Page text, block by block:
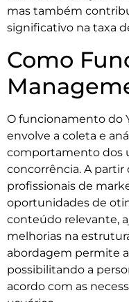
mas também
significativo na taxa
Como
O funcionamento do
envolve a coleta e
comportamento dos
concorrência. A partir
profissionais de
oportunidades de
conteúdo relevante,
melhorias na
abordagem permite
possibilitando a
acordo com as